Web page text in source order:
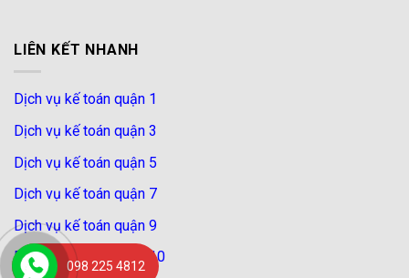
LIÊN KẾT NHANH
Dịch vụ kế toán quận 1
Dịch vụ kế toán quận 3
Dịch vụ kế toán quận 5
Dịch vụ kế toán quận 7
Dịch vụ kế toán quận 9
Dịch vụ kế toán quận 10
098 225 4812